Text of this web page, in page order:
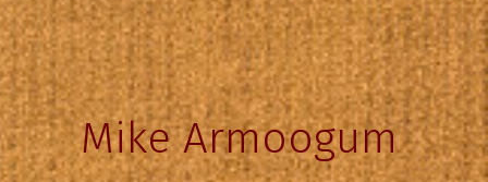
Mike Armoogum